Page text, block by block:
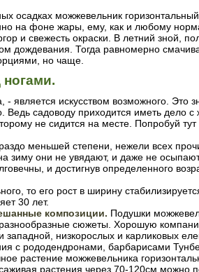
осадках можжевельник
на фоне жары, ему, как и любому
и свежесть окраски. В летний зной,
дождевания. Тогда равномерно
но чаще.
ногами.
- является искусством возможного. Это
Ведь садоводу приходится иметь дело
не сидится на месте. Попробуй тут
меньшей степени, нежели всех
зиму они не увядают, и даже не
и достигнув определенного
то его рост в ширину
30 лет.
композиции. Подушки
разнообразные сюжеты. Хорошую
западной, низкорослых и карликовых
с рододендронами, барбарисами
растение можжевельника
растения через 70-120см можно